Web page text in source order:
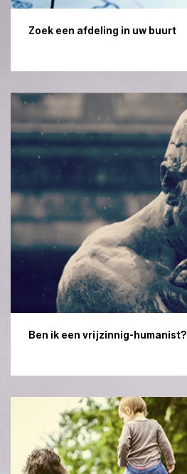
Zoek een afdeling in uw buurt
Ben ik een vrijzinnig-humanist?